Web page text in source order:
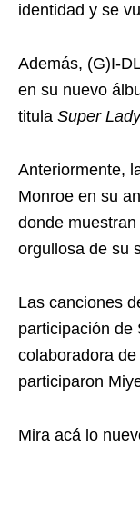
identidad y se
Además, (G)I-
en su nuevo
titula Super
Anteriormente,
Monroe en su
donde
orgullosa de su
Las canciones
participación de
colaboradora
participaron
Mira acá lo